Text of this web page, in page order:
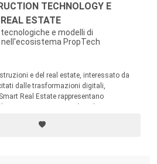
TECHNOLOGY E
ESTATE
e modelli di
PropTech
e del real estate, interessato da
dalle trasformazioni digitali,
Real Estate rappresentano
operativa, alla resilienza degli edifici e